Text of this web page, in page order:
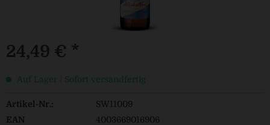
24,49 € *
Auf Lager / Sofort versandfertig
Artikel-Nr.:
SW11009
EAN
4003669016906